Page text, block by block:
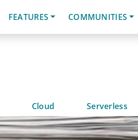
FEATURES COMMUNITIES
Cloud Serverless